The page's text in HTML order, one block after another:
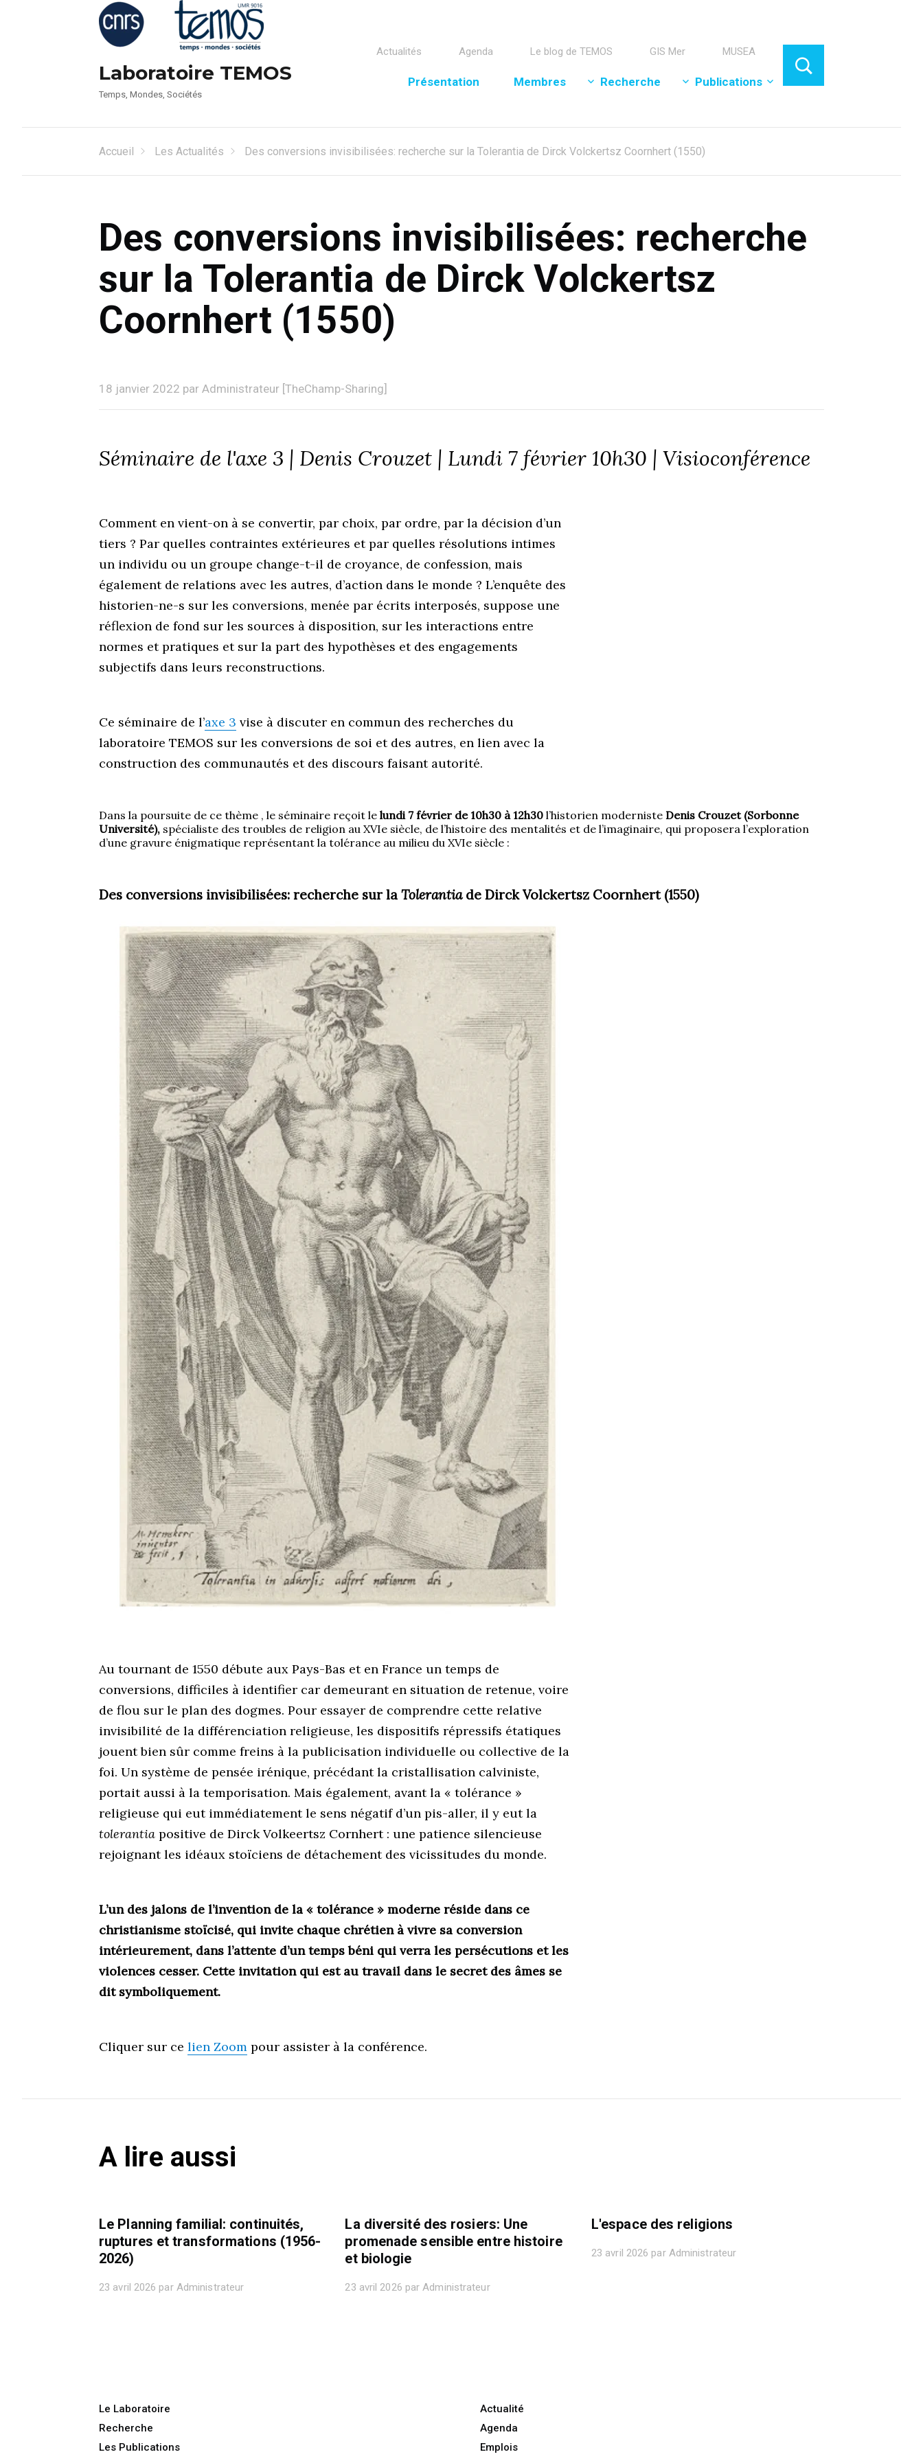
Laboratoire TEMOS
Temps, Mondes, Sociétés
Actualités Agenda Le blog de TEMOS GIS Mer MUSEA
Présentation Membres Recherche Publications
Accueil Les Actualités Des conversions invisibilisées: recherche sur la Tolerantia de Dirck Volckertsz Coornhert (1550)
Des conversions invisibilisées: recherche
sur la Tolerantia de Dirck Volckertsz
Coornhert (1550)
18 janvier 2022 par Administrateur [TheChamp-Sharing]
Séminaire de l'axe 3 | Denis Crouzet | Lundi 7 février 10h30 | Visioconférence
Comment en vient-on à se convertir, par choix, par ordre, par la décision d’un
tiers ? Par quelles contraintes extérieures et par quelles résolutions intimes
un individu ou un groupe change-t-il de croyance, de confession, mais
également de relations avec les autres, d’action dans le monde ? L’enquête des
historien-ne-s sur les conversions, menée par écrits interposés, suppose une
réflexion de fond sur les sources à disposition, sur les interactions entre
normes et pratiques et sur la part des hypothèses et des engagements
subjectifs dans leurs reconstructions.
Ce séminaire de l’axe 3 vise à discuter en commun des recherches du
laboratoire TEMOS sur les conversions de soi et des autres, en lien avec la
construction des communautés et des discours faisant autorité.
Dans la poursuite de ce thème , le séminaire reçoit le lundi7 février de 10h30 à 12h30 l’historien moderniste Denis Crouzet (Sorbonne
Université), spécialiste des troubles de religion au XVIe siècle, de l’histoire des mentalités et de l’imaginaire, qui proposera l’exploration
d’une gravure énigmatique représentant la tolérance au milieu du XVIe siècle :
Des conversions invisibilisées: recherche sur la Tolerantiade Dirck Volckertsz Coornhert (1550)
Au tournant de 1550 débute aux Pays-Bas et en France un temps de
conversions, difficiles à identifier car demeurant en situation de retenue, voire
de flou sur le plan des dogmes. Pour essayer de comprendre cette relative
invisibilité de la différenciation religieuse, les dispositifs répressifs étatiques
jouent bien sûr comme freins à la publicisation individuelle ou collective de la
foi. Un système de pensée irénique, précédant la cristallisation calviniste,
portait aussi à la temporisation. Mais également, avant la « tolérance »
religieuse qui eut immédiatement le sens négatif d’un pis-aller, il y eut la
tolerantia positive de Dirck Volkeertsz Cornhert : une patience silencieuse
rejoignant les idéaux stoïciens de détachement des vicissitudes du monde.
L’un des jalons de l’invention de la « tolérance » moderne réside dans ce
christianisme stoïcisé, qui invite chaque chrétien à vivre sa conversion
intérieurement, dans l’attente d’un temps béni qui verra les persécutions et les
violences cesser. Cette invitation qui est au travail dans le secret des âmes se
dit symboliquement.
Cliquer sur ce lien Zoom pour assister à la conférence.
A lire aussi
Le Planning familial: continuités,
ruptures et transformations (1956-
2026)
23 avril 2026 par Administrateur
La diversité des rosiers: Une
promenade sensible entre histoire
et biologie
23 avril 2026 par Administrateur
L'espace des religions
23 avril 2026 par Administrateur
Le Laboratoire
Recherche
Les Publications
Actualité
Agenda
Emplois